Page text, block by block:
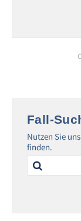
Fall-
Nutzen Sie
finden.
Search
for: